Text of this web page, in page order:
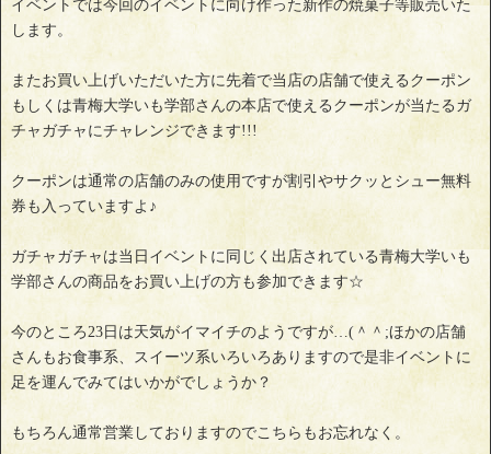
イベントでは今回のイベントに向け作った新作の焼菓子等販売いた
します。
またお買い上げいただいた方に先着で当店の店舗で使えるクーポン
もしくは青梅大学いも学部さんの本店で使えるクーポンが当たるガ
チャガチャにチャレンジできます!!!
クーポンは通常の店舗のみの使用ですが割引やサクッとシュー無料
券も入っていますよ♪
ガチャガチャは当日イベントに同じく出店されている青梅大学いも
学部さんの商品をお買い上げの方も参加できます☆
今のところ23日は天気がイマイチのようですが…(＾＾;ほかの店舗
さんもお食事系、スイーツ系いろいろありますので是非イベントに
足を運んでみてはいかがでしょうか？
もちろん通常営業しておりますのでこちらもお忘れなく。